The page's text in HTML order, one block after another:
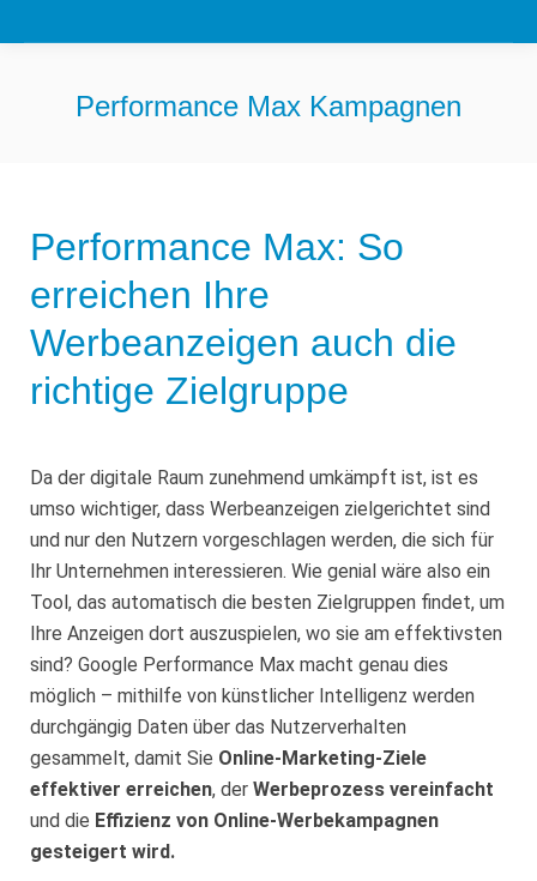
Performance Max Kampagnen
Performance Max: So
erreichen Ihre
Werbeanzeigen auch die
richtige Zielgruppe
Da der digitale Raum zunehmend umkämpft ist, ist es
umso wichtiger, dass Werbeanzeigen zielgerichtet sind
und nur den Nutzern vorgeschlagen werden, die sich für
Ihr Unternehmen interessieren. Wie genial wäre also ein
Tool, das automatisch die besten Zielgruppen findet, um
Ihre Anzeigen dort auszuspielen, wo sie am effektivsten
sind? Google Performance Max macht genau dies
möglich – mithilfe von künstlicher Intelligenz werden
durchgängig Daten über das Nutzerverhalten
gesammelt, damit Sie Online-Marketing-Ziele
effektiver erreichen, der Werbeprozess vereinfacht
und die Effizienz von Online-Werbekampagnen
gesteigert wird.